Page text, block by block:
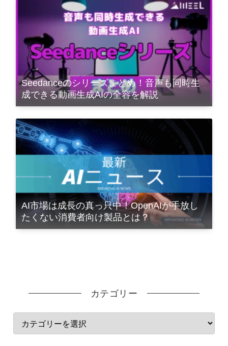
Seedanceのシリーズまとめ！音声も同時生
成できる動画生成AIの全容を解説
AI市場は成長の真っ只中！OpenAIが手放し
たくない消費者向け製品とは？
カテゴリー